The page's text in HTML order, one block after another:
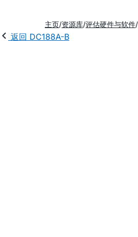
主页 资源库 评估硬件与软件
返回 DC188A-B